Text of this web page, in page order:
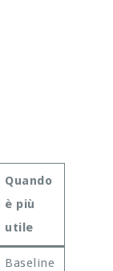
Quando
è più
utile
Baseline